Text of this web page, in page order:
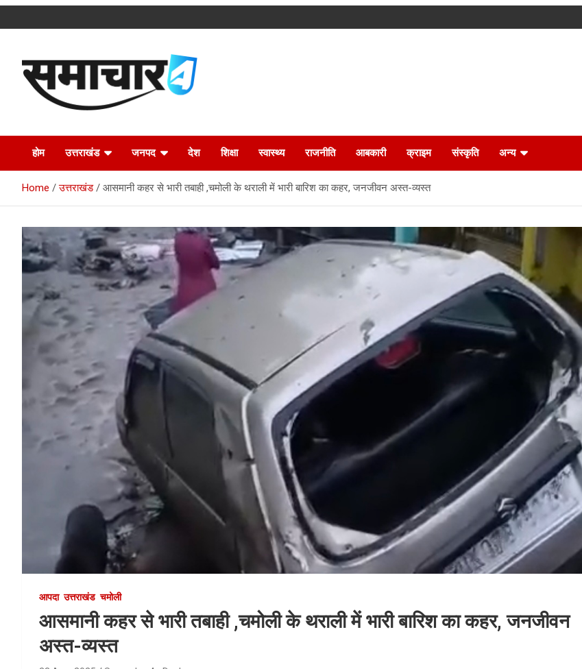
to
Samachar4u
होम उत्तराखंड जनपद देश शिक्षा स्वास्थ्य राजनीति आबकारी क्राइम संस्कृति अन्य
Home उत्तराखंड आसमानी कहर से भारी तबाही ,चमोली के थराली में भारी बारिश का कहर, जनजीवन अस्त-व्यस्त
आपदा उत्तराखंड चमोली
आसमानी कहर से भारी तबाही ,चमोली के थराली में भारी बारिश का कहर, जनजीवन
अस्त-व्यस्त